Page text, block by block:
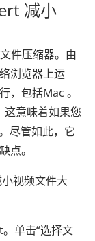
减小
件压缩器。由
浏览器上运
，包括Mac 。
意味着如果您
尽管如此，它
点。
视频文件大
单击“选择文